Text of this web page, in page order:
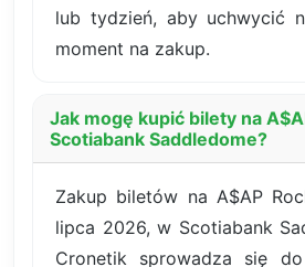
lub tydzień, aby uchwycić
moment na zakup.
Jak mogę kupić bilety na
Scotiabank Saddledome?
Zakup biletów na A$AP
lipca 2026, w Scotiabank
Cronetik sprowadza się